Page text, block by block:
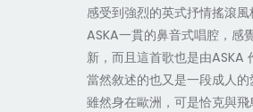
感受到強烈的英式抒情搖滾風
ASKA一貫的鼻音式唱腔，感
新，而且這首歌也是由ASKA
當然敘述的也又是一段成人的
雖然身在歐洲，可是恰克與